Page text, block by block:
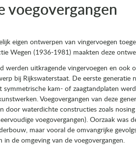
voegovergangen
eigen ontwerpen van vingervoegen
Wegen (1936-1981) maakten deze
werden uitkragende vingervoegen en ook
bij Rijkswaterstaat. De eerste generatie
symmetrische kam- of zaagtandplaten
Voegovergangen van deze
door waterdichte constructies zoals
voegovergangen). Oorzaak was
maar vooral de omvangrijke
de omgeving van de voegovergangen.